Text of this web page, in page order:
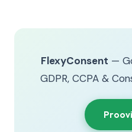
FlexyConsent —
GDPR, CCPA &